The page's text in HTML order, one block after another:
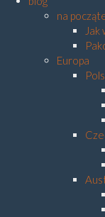
na
Jak
Europa